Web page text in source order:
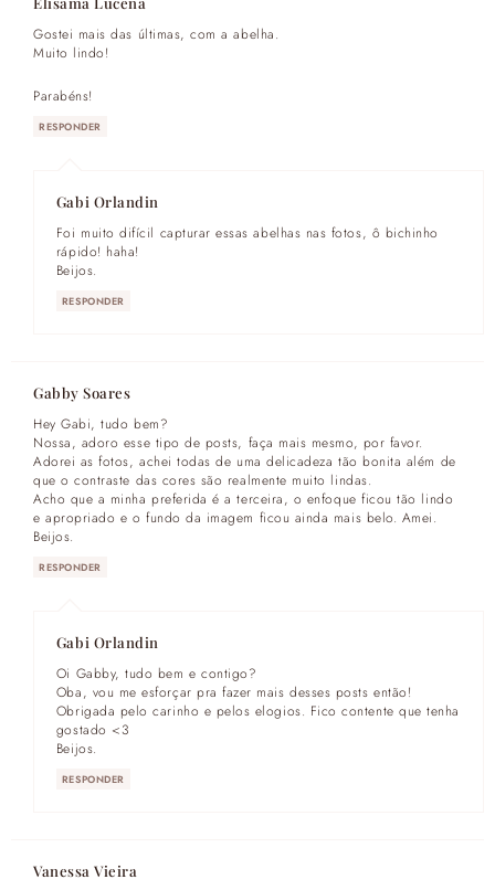
Gostei mais das últimas, com a abelha.
Muito lindo!
Parabéns!
RESPONDER
Gabi Orlandin
Foi muito difícil capturar essas abelhas nas fotos, ô bichinho
rápido! haha!
Beijos.
RESPONDER
Gabby Soares
Hey Gabi, tudo bem?
Nossa, adoro esse tipo de posts, faça mais mesmo, por favor.
Adorei as fotos, achei todas de uma delicadeza tão bonita além de
que o contraste das cores são realmente muito lindas.
Acho que a minha preferida é a terceira, o enfoque ficou tão lindo
e apropriado e o fundo da imagem ficou ainda mais belo. Amei.
Beijos.
RESPONDER
Gabi Orlandin
Oi Gabby, tudo bem e contigo?
Oba, vou me esforçar pra fazer mais desses posts então!
Obrigada pelo carinho e pelos elogios. Fico contente que tenha
gostado <3
Beijos.
RESPONDER
Vanessa Vieira